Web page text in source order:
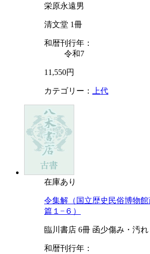
栄原永遠男
清文堂 1冊
和暦刊行年：
令和7
11,550円
カテゴリー： 上代
在庫あり
令集解（国立歴史民俗博物
篇１−６）
臨川書店 6冊 函少傷み・汚れ
和暦刊行年：